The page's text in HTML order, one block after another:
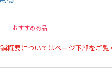
チーズ プレーン味75g×1
チーズ 七味唐辛子味
クスナッツ 60ｇ×1
おすすめ商品
概要についてはページ下部をご覧